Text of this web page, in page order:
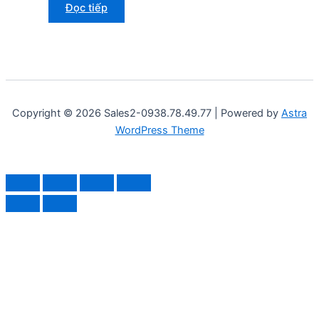
Đọc tiếp
Copyright © 2026 Sales2-0938.78.49.77 | Powered by Astra
WordPress Theme